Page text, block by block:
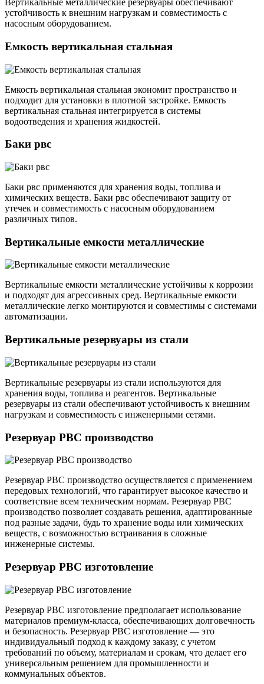
Вертикальные металлические резервуары обеспечивают
устойчивость к внешним нагрузкам и совместимость с
насосным оборудованием.
Емкость вертикальная стальная
Емкость вертикальная стальная экономит пространство и
подходит для установки в плотной застройке. Емкость
вертикальная стальная интегрируется в системы
водоотведения и хранения жидкостей.
Баки рвс
Баки рвс применяются для хранения воды, топлива и
химических веществ. Баки рвс обеспечивают защиту от
утечек и совместимость с насосным оборудованием
различных типов.
Вертикальные емкости металлические
Вертикальные емкости металлические устойчивы к коррозии
и подходят для агрессивных сред. Вертикальные емкости
металлические легко монтируются и совместимы с системами
автоматизации.
Вертикальные резервуары из стали
Вертикальные резервуары из стали используются для
хранения воды, топлива и реагентов. Вертикальные
резервуары из стали обеспечивают устойчивость к внешним
нагрузкам и совместимость с инженерными сетями.
Резервуар РВС производство
Резервуар РВС производство осуществляется с применением
передовых технологий, что гарантирует высокое качество и
соответствие всем техническим нормам. Резервуар РВС
производство позволяет создавать решения, адаптированные
под разные задачи, будь то хранение воды или химических
веществ, с возможностью встраивания в сложные
инженерные системы.
Резервуар РВС изготовление
Резервуар РВС изготовление предполагает использование
материалов премиум-класса, обеспечивающих долговечность
и безопасность. Резервуар РВС изготовление — это
индивидуальный подход к каждому заказу, с учетом
требований по объему, материалам и срокам, что делает его
универсальным решением для промышленности и
коммунальных объектов.